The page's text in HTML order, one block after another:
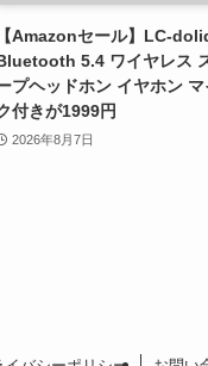
【Amazonセール】LC-
5.4 ワイヤレス
プヘッドホン イヤホン マ
付きが1999円
2026年8月7日